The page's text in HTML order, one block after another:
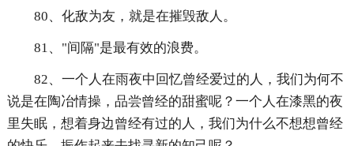
80、化敌为友，就是在摧毁敌人。
81、"间隔"是最有效的浪费。
82、一个人在雨夜中回忆曾经爱过的人，我们为何不
说是在陶冶情操，品尝曾经的甜蜜呢？一个人在漆黑的夜
里失眠，想着身边曾经有过的人，我们为什么不想想曾经